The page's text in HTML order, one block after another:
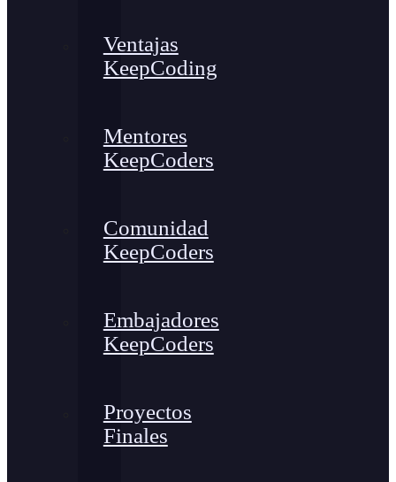
Ventajas
KeepCoding
Mentores
KeepCoders
Comunidad
KeepCoders
Embajadores
KeepCoders
Proyectos
Finales